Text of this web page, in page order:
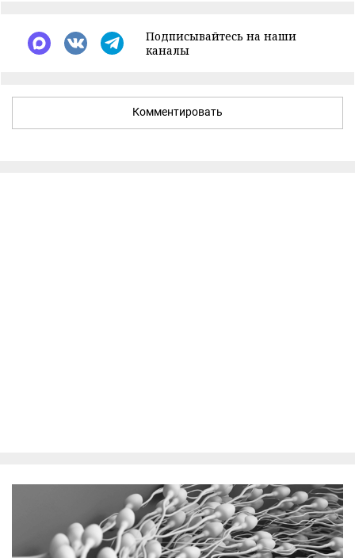
Подписывайтесь на наши
каналы
Комментировать